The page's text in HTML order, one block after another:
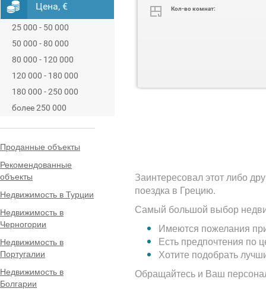
Цена, €
25 000 - 50 000
50 000 - 80 000
80 000 - 120 000
120 000 - 180 000
180 000 - 250 000
более 250 000
Проданные объекты
Рекомендованные
объекты
Недвижимость в Турции
Недвижимость в
Черногории
Недвижимость в
Португалии
Недвижимость в
Болгарии
Кол-во комнат:
Заинтересовал этот либо
поездка в Грецию.
Самый большой выбор
Имеются пожелания
Есть предпочтения по
Хотите подобрать
Обращайтесь и Ваш